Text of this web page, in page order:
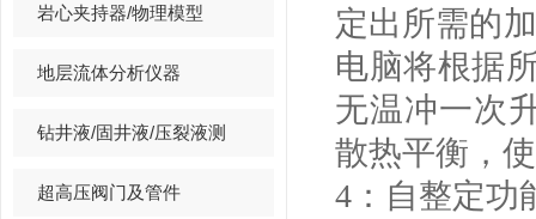
岩心夹持器/物理模型
地层流体分析仪器
钻井液/固井液/压裂液测
超高压阀门及管件
定出所需的
电脑将根据
无温冲一次
散热平衡，
4：自整定功